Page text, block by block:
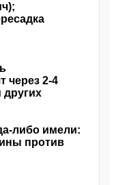
через 2-4
либо имели:
против